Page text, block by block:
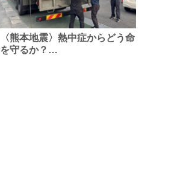
〈熊本地震〉熱中症からどう命
を守るか？…